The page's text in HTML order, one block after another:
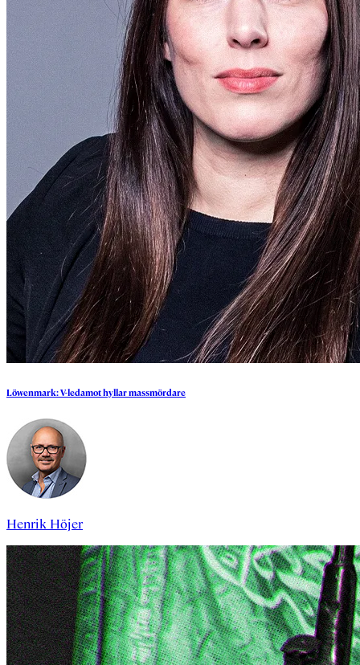
Löwenmark:V-ledamothyllarmassmördare
Henrik Höjer